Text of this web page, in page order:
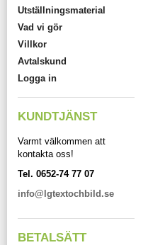
Utställningsmaterial
Vad vi gör
Villkor
Avtalskund
Logga in
KUNDTJÄNST
Varmt välkommen att
kontakta oss!
Tel. 0652-74 77 07
info@lgtextochbild.se
BETALSÄTT